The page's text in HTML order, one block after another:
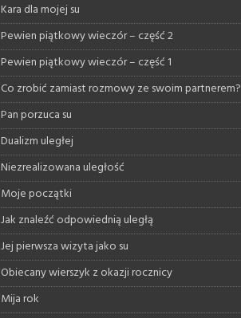
Kara dla mojej su
Pewien piątkowy wieczór – część 2
Pewien piątkowy wieczór – część 1
Co zrobić zamiast rozmowy ze swoim partnerem?
Pan porzuca su
Dualizm uległej
Niezrealizowana uległość
Moje początki
Jak znaleźć odpowiednią uległą
Jej pierwsza wizyta jako su
Obiecany wierszyk z okazji rocznicy
Mija rok